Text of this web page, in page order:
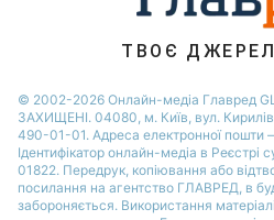
ТВОЄ
© 2002-2026 Онлайн-медіа Главред
ЗАХИЩЕНІ. 04080, м. Київ, вул.
490-01-01. Адреса електронної пошти
Ідентифікатор онлайн-медіа в Реєстрі
01822. Передрук, копіювання або
посилання на агентство ГЛАВРЕД, в
забороняється. Використання